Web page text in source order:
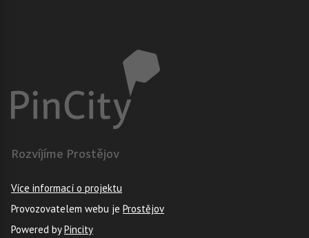
Rozvíjíme Prostějov
Více informací o projektu
Provozovatelem webu je Prostějov
Powered byPincity